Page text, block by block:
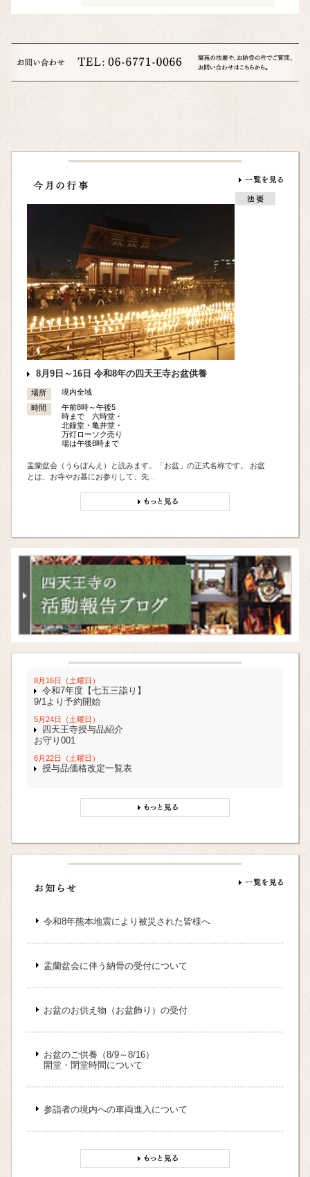
8月9日～16日 令和8年の四天王寺お盆供養
場所
境内全域
時間
午前8時～午後5
時まで 六時堂・
北鐘堂・亀井堂・
万灯ローソク売り
場は午後8時まで
盂蘭盆会（うらぼんえ）と読みます。「お盆」の正式名称です。 お盆
とは、お寺やお墓にお参りして、先...
8月16日（土曜日）
令和7年度【七五三詣り】
9/1より予約開始
5月24日（土曜日）
四天王寺授与品紹介
お守り001
6月22日（土曜日）
授与品価格改定一覧表
令和8年熊本地震により被災された皆様へ
盂蘭盆会に伴う納骨の受付について
お盆のお供え物（お盆飾り）の受付
お盆のご供養（8/9～8/16）
開堂・閉堂時間について
参詣者の境内への車両進入について